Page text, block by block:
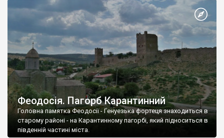
Феодосія. Пагорб Карантинний
Головна памятка Феодосії - Генуезька фортеця знаходиться в
старому районі - на Карантинному пагорбі, який підноситься в
південній частині міста.